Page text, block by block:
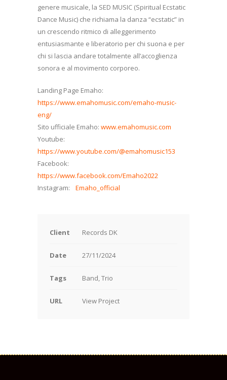
genere musicale, la SED MUSIC (Spiritual Ecstatic
Dance Music) che richiama la danza “ecstatic” in
un crescendo ritmico di alleggerimento
entusiasmante e liberatorio per chi suona e per
chi si lascia andare totalmente all’accoglienza
sonora e al movimento corporeo.
Landing Page Emaho:
https://www.emahomusic.com/emaho-music-
eng/
Sito ufficiale Emaho: www.emahomusic.com
Youtube:
https://www.youtube.com/@emahomusic153
Facebook:
https://www.facebook.com/Emaho2022
Instagram: Emaho_official
Client Records DK
Date 27/11/2024
Tags Band, Trio
URL View Project